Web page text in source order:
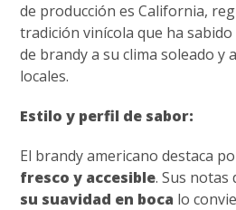
de producción es California,
tradición vinícola que ha
de brandy a su clima soleado y
locales.
Estilo y perfil de sabor:
El brandy americano destaca
fresco y accesible. Sus notas
su suavidad en boca lo